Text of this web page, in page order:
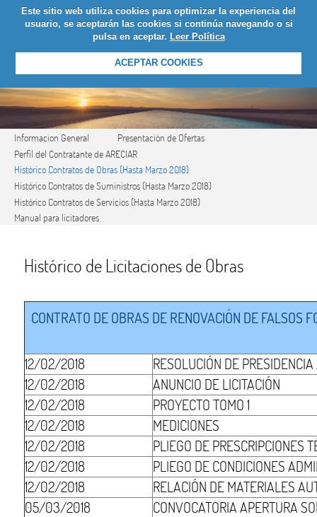
Este sitio web utiliza cookies para optimizar la experiencia del
usuario, se aceptarán las cookies si continúa navegando o si
pulsa en aceptar. Leer Política
ACEPTAR COOKIES
LOGIN
Informacion General
Presentación de Ofertas
Perfil del Contratante de ARECIAR
Histórico Contratos de Obras (Hasta Marzo 2018)
Histórico Contratos de Suministros (Hasta Marzo 2018)
Histórico Contratos de Servicios (Hasta Marzo 2018)
Manual para licitadores
Histórico de Licitaciones de Obras
CONTRATO DE OBRAS DE RENOVACIÓN DE FALSOS
12/02/2018
RESOLUCIÓN DE
12/02/2018
ANUNCIO DE LICITACIÓN
12/02/2018
PROYECTO TOMO 1
12/02/2018
MEDICIONES
12/02/2018
PLIEGO DE PRESCRIPCIONES
12/02/2018
PLIEGO DE CONDICIONES
12/02/2018
RELACIÓN DE MATERIALES
05/03/2018
CONVOCATORIA APERTURA